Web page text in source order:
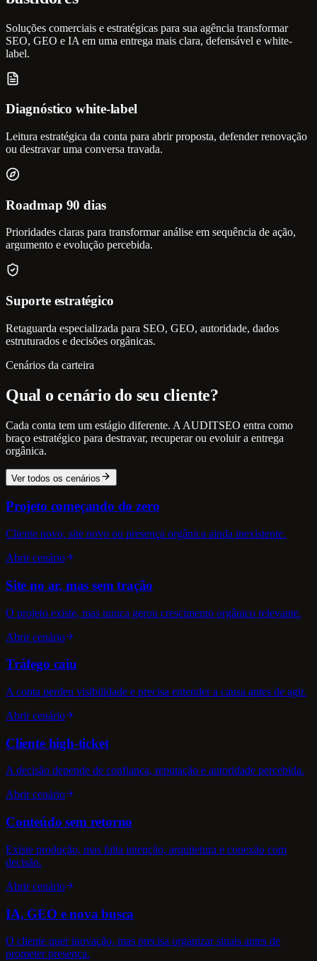
Soluções comerciais e estratégicas para sua agência transformar
SEO, GEO e IA em uma entrega mais clara, defensável e white-
label.
Diagnóstico white-label
Leitura estratégica da conta para abrir proposta, defender renovação
ou destravar uma conversa travada.
Roadmap 90 dias
Prioridades claras para transformar análise em sequência de ação,
argumento e evolução percebida.
Suporte estratégico
Retaguarda especializada para SEO, GEO, autoridade, dados
estruturados e decisões orgânicas.
Cenários da carteira
Qual o cenário do seu cliente?
Cada conta tem um estágio diferente. A AUDITSEO entra como
braço estratégico para destravar, recuperar ou evoluir a entrega
orgânica.
Ver todos os cenários
Projeto começando do zero
Cliente novo, site novo ou presença orgânica ainda inexistente.
Abrir cenário
Site no ar, mas sem tração
O projeto existe, mas nunca gerou crescimento orgânico relevante.
Abrir cenário
Tráfego caiu
A conta perdeu visibilidade e precisa entender a causa antes de agir.
Abrir cenário
Cliente high-ticket
A decisão depende de confiança, reputação e autoridade percebida.
Abrir cenário
Conteúdo sem retorno
Existe produção, mas falta intenção, arquitetura e conexão com
decisão.
Abrir cenário
IA, GEO e nova busca
O cliente quer inovação, mas precisa organizar sinais antes de
prometer presença.